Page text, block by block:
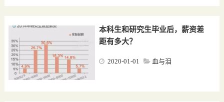
本科生和研究生毕业后，薪资差
距有多大？
血与泪
2020-01-01